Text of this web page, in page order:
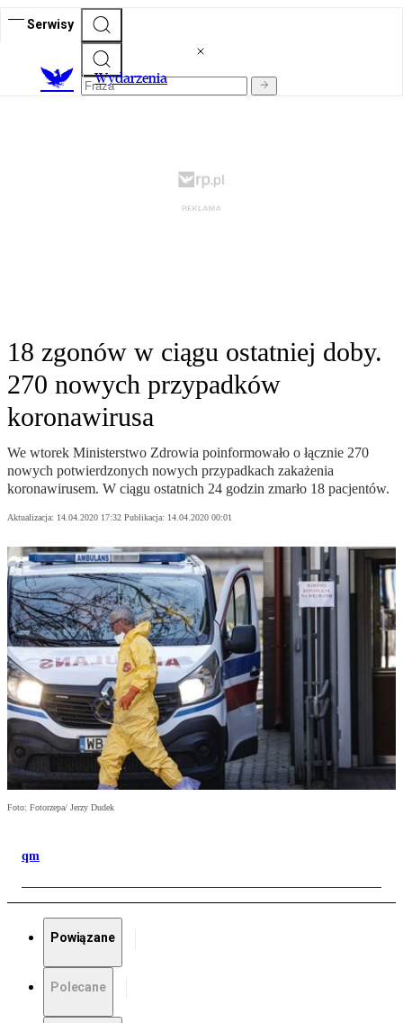
Serwisy
Wydarzenia
18 zgonów w ciągu ostatniej doby.
270 nowych przypadków
koronawirusa
We wtorek Ministerstwo Zdrowia poinformowało o łącznie 270
nowych potwierdzonych nowych przypadkach zakażenia
koronawirusem. W ciągu ostatnich 24 godzin zmarło 18 pacjentów.
Aktualizacja: 14.04.2020 17:32 Publikacja: 14.04.2020 00:01
Foto: Fotorzepa/ Jerzy Dudek
qm
Powiązane
Polecane